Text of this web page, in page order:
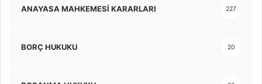
ANAYASA MAHKEMESİ KARARLARI 227
BORÇ HUKUKU 20